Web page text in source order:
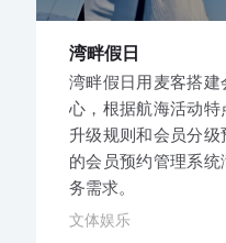
湾畔假日
湾畔假日用麦客搭
心，根据航海活动特
升级规则和会员分
的会员预约管理系
务需求。
文体娱乐